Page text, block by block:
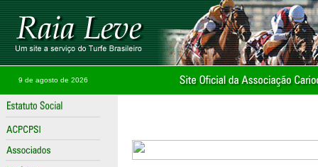
9 de agosto de 2026